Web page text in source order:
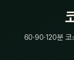
60·90·120분 코